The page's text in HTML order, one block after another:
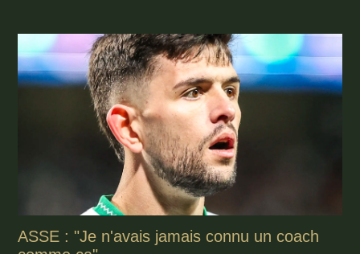
ASSE : "Je n'avais jamais connu un coach